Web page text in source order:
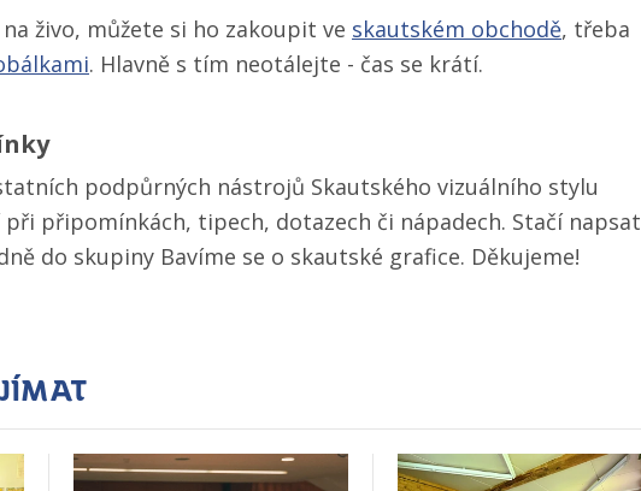
živo, můžete si ho zakoupit ve skautském obchodě, třeba
. Hlavně s tím neotálejte - čas se krátí.
podpůrných nástrojů Skautského vizuálního stylu
připomínkách, tipech, dotazech či nápadech. Stačí napsat
do skupiny Bavíme se o skautské grafice. Děkujeme!